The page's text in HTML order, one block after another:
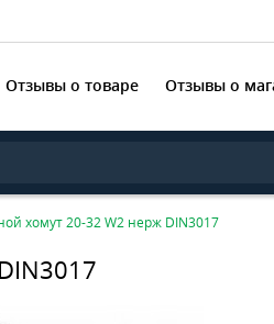
Отзывы о товаре Отзывы о
хомут 20-32 W2 нерж DIN3017